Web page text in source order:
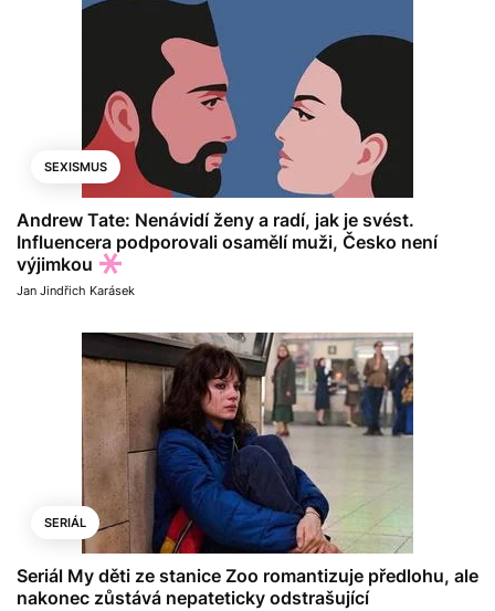
SEXISMUS
Andrew Tate: Nenávidí ženy a radí, jak je svést.
Influencera podporovali osamělí muži, Česko není
výjimkou
Jan Jindřich Karásek
SERIÁL
Seriál My děti ze stanice Zoo romantizuje předlohu, ale
nakonec zůstává nepateticky odstrašující